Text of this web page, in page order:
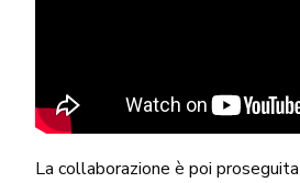
La collaborazione è poi